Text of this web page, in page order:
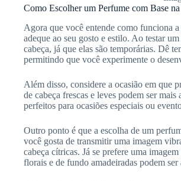
Como Escolher um Perfume com Base
Agora que você entende como funciona
adeque ao seu gosto e estilo. Ao testar
cabeça, já que elas são temporárias. Dê
permitindo que você experimente o
Além disso, considere a ocasião em que
de cabeça frescas e leves podem ser
perfeitos para ocasiões especiais ou
Outro ponto é que a escolha de um
você gosta de transmitir uma imagem
cabeça cítricas. Já se prefere uma
florais e de fundo amadeiradas podem ser